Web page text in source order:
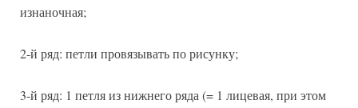
изнаночная;
2-й ряд: петли провязывать по рисунку;
3-й ряд: 1 петля из нижнего ряда (= 1 лицевая, при этом